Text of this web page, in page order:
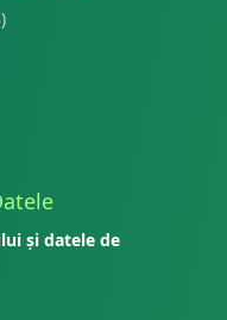
și datele de